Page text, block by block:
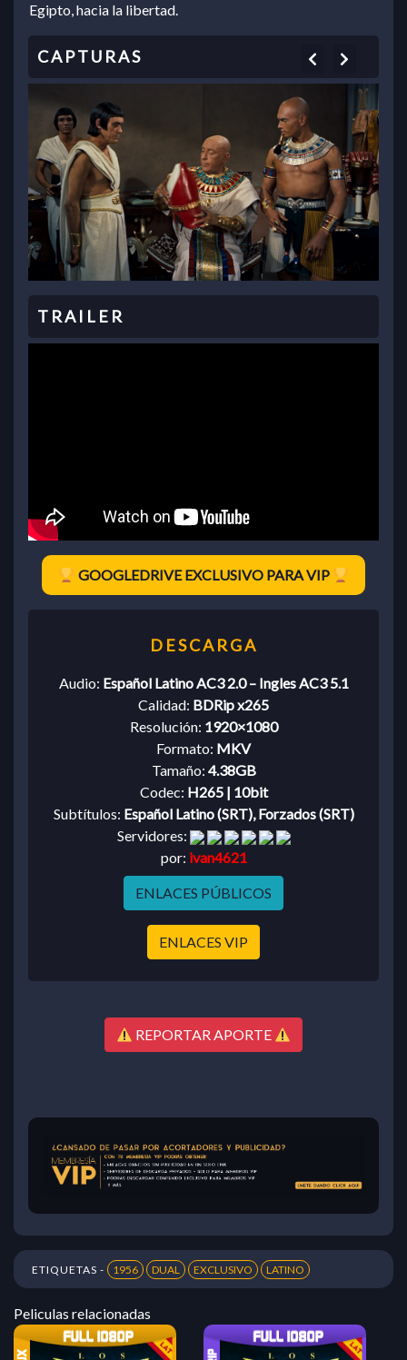
Egipto, hacia la libertad.
Previous
GOOGLEDRIVE EXCLUSIVO PARA VIP
Audio: Español Latino AC3 2.0 – Ingles AC3 5.1
Calidad: BDRip x265
Resolución: 1920×1080
Formato: MKV
Tamaño: 4.38GB
Codec: H265 | 10bit
Subtítulos: Español Latino (SRT), Forzados (SRT)
Servidores:
por: ivan4621
ENLACES PÚBLICOS
ENLACES VIP
REPORTAR APORTE
ETIQUETAS - 1956 DUAL EXCLUSIVO LATINO
Peliculas relacionadas